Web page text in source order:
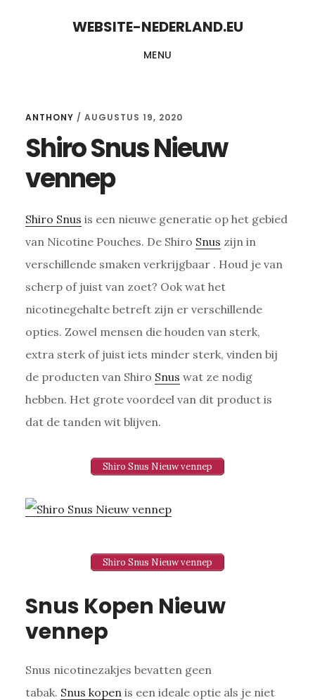
WEBSITE-NEDERLAND.EU
MENU
ANTHONY / AUGUSTUS 19, 2020
Shiro Snus Nieuw
vennep
Shiro Snus is een nieuwe generatie op het gebied
van Nicotine Pouches. De Shiro Snus zijn in
verschillende smaken verkrijgbaar . Houd je van
scherp of juist van zoet? Ook wat het
nicotinegehalte betreft zijn er verschillende
opties. Zowel mensen die houden van sterk,
extra sterk of juist iets minder sterk, vinden bij
de producten van Shiro Snus wat ze nodig
hebben. Het grote voordeel van dit product is
dat de tanden wit blijven.
Shiro Snus Nieuw vennep
Shiro Snus Nieuw vennep
Snus Kopen Nieuw
vennep
Snus nicotinezakjes bevatten geen
tabak. Snus kopen is een ideale optie als je niet